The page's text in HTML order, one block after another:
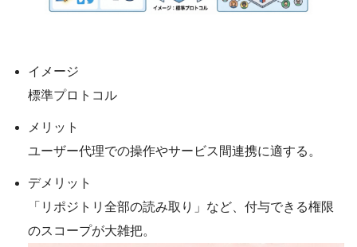
イメージ
標準プロトコル
メリット
ユーザー代理での操作やサービス間連携に適する。
デメリット
「リポジトリ全部の読み取り」など、付与できる権限
のスコープが大雑把。